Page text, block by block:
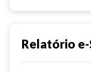
Relatório e-